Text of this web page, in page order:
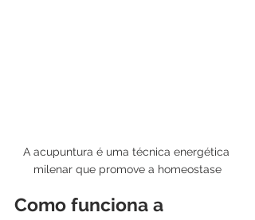
A acupuntura é uma técnica energética
milenar que promove a homeostase
Como funciona a